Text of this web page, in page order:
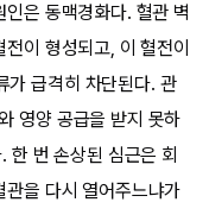
은 동맥경화다. 혈관 벽
이 형성되고, 이 혈전이
가 급격히 차단된다. 관
영양 공급을 받지 못하
한 번 손상된 심근은 회
을 다시 열어주느냐가